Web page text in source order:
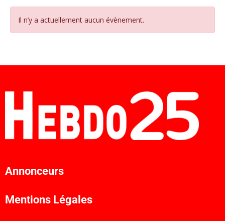
Il n’y a actuellement aucun évènement.
Annonceurs
Mentions Légales